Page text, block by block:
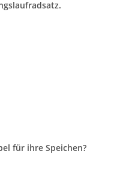
für ihre Speichen?